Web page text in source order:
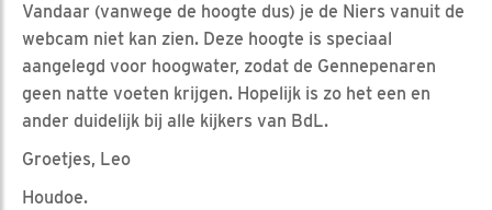
Vandaar (vanwege de hoogte dus) je de Niers vanuit de
webcam niet kan zien. Deze hoogte is speciaal
aangelegd voor hoogwater, zodat de Gennepenaren
geen natte voeten krijgen. Hopelijk is zo het een en
ander duidelijk bij alle kijkers van BdL.
Groetjes, Leo
Houdoe.